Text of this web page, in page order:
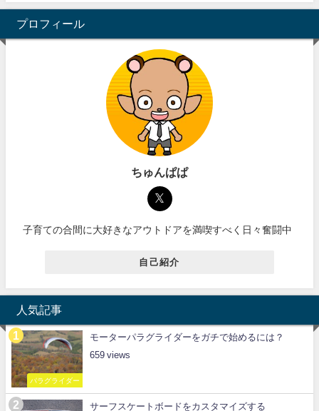
プロフィール
ちゅんぱぱ
子育ての合間に大好きなアウトドアを満喫すべく日々奮闘中
自己紹介
人気記事
パラグライダー
モーターパラグライダーをガチで始めるには？
659
サーフスケートボードをカスタマイズする